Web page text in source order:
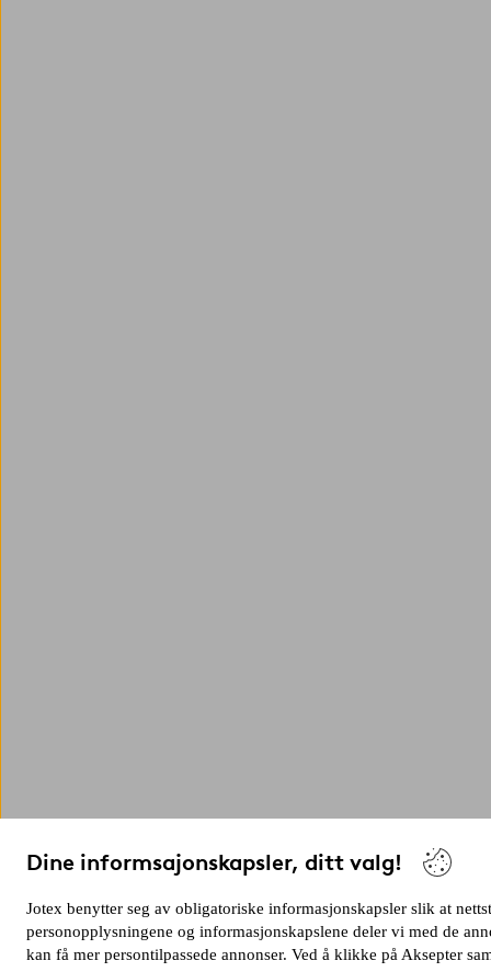
Dine informsajonskapsler, ditt valg!
Jotex benytter seg av obligatoriske informasjonskapsler slik at
personopplysningene og informasjonskapslene deler vi med de
kan få mer persontilpassede annonser. Ved å klikke på Aksepter